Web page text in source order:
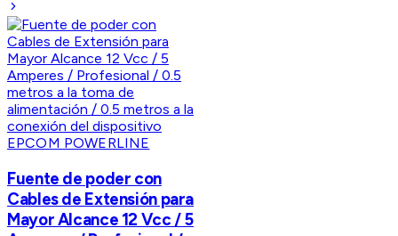
EPCOM POWERLINE
Fuente de poder con
Cables de Extensión para
Mayor Alcance 12 Vcc / 5